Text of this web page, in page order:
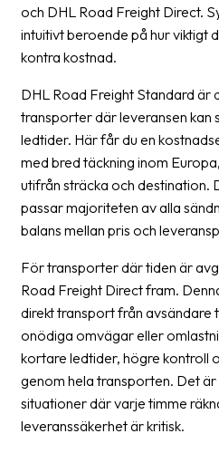
Manuals
Downloads
scanner
Support
About
the
company
About
Fraktjakt
Coworkers
Job
&
och DHL Road Freight Direct.
intuitivt beroende på hur viktigt
kontra kostnad.
DHL Road Freight Standard är
transporter där leveransen kan
ledtider. Här får du en
med bred täckning inom
utifrån sträcka och destination.
passar majoriteten av alla
balans mellan pris och
För transporter där tiden är
Road Freight Direct fram.
direkt transport från avsändare
onödiga omvägar eller
kortare ledtider, högre kontroll
genom hela transporten. Det
situationer där varje timme
leveranssäkerhet är kritisk.